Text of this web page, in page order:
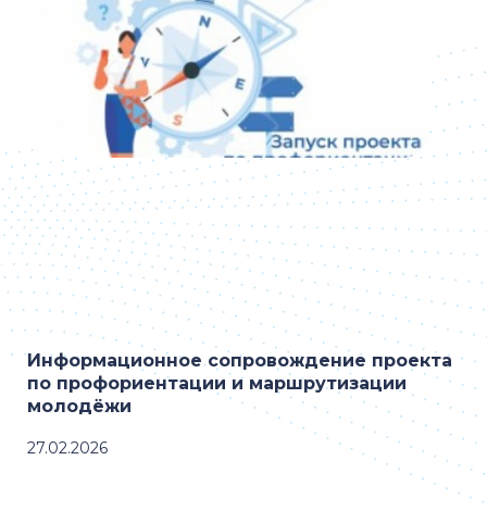
27.02.2026
Информационное сопровождение проекта
по профориентации и маршрутизации
молодёжи